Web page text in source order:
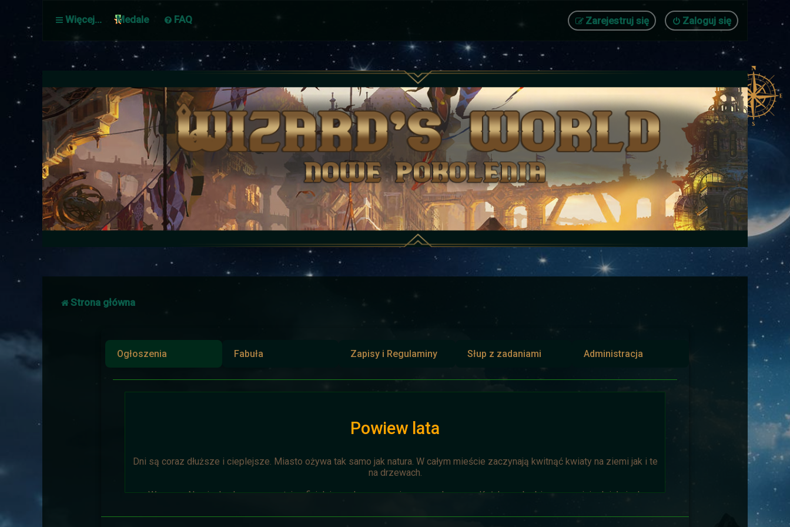
Więcej… Medale FAQ Zaloguj się
Zarejestruj się
Strona główna
Ogłoszenia Fabuła Zapisy i Regulaminy Słup z zadaniami Administracja
Powiew lata
Dni są coraz dłuższe i cieplejsze. Miasto ożywa tak samo jak natura. W całym mieście zaczynają kwitnąć kwiaty na ziemi jak i te
na drzewach.
Wyprawa Na piaskach czasu zostaje oficjalnie anulowana z winy prowadzącego. Każda osoba biorąca w niej udział niech